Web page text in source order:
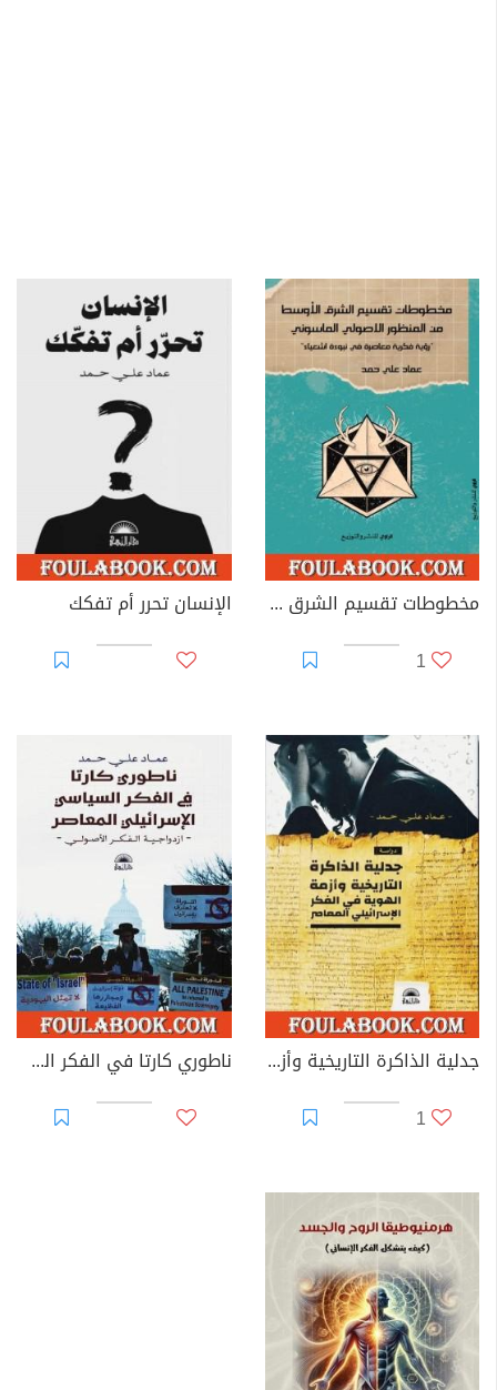
مخطوطات تقسيم الشرق الأوسط من المنظور الأصولي الماسوني: رؤية فكرية معاصرة في نبوءة اشعياء
1
الإنسان تحرر أم تفكك
جدلية الذاكرة التاريخية وأزمة الهوية في الفكر الإسرائيلي المعاصر
1
ناطوري كارتا في الفكر السياسي الإسرائيلي المعاصر - ازدواجية الفكر الأصولي